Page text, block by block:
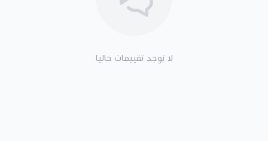
لا توجد تقييمات حاليا